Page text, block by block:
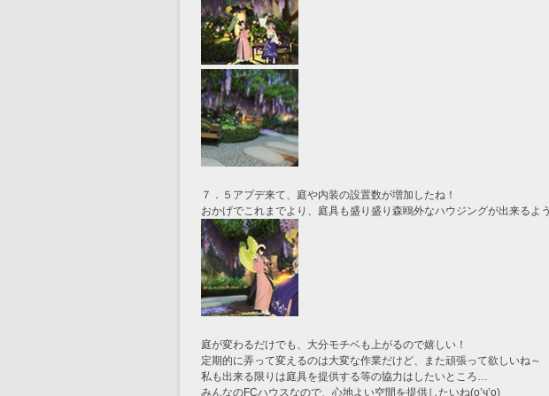
７．５アプデ来て、庭や内装の設置数が増加したね！
おかげでこれまでより、庭具も盛り盛り森鴎外なハウジングが出来るよ
庭が変わるだけでも、大分モチベも上がるので嬉しい！
定期的に弄って変えるのは大変な作業だけど、また頑張って欲しいね～
私も出来る限りは庭具を提供する等の協力はしたいところ…
みんなのFCハウスなので、心地よい空間を提供したいね(o’ч’o)